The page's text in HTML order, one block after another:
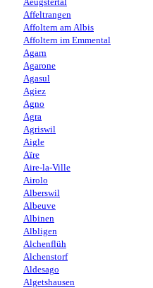
Affeltrangen
Affoltern am Albis
Affoltern im Emmental
Agarn
Agarone
Agasul
Agiez
Agno
Agra
Agriswil
Aigle
Aïre
Aire-la-Ville
Airolo
Alberswil
Albeuve
Albinen
Albligen
Alchenflüh
Alchenstorf
Aldesago
Algetshausen